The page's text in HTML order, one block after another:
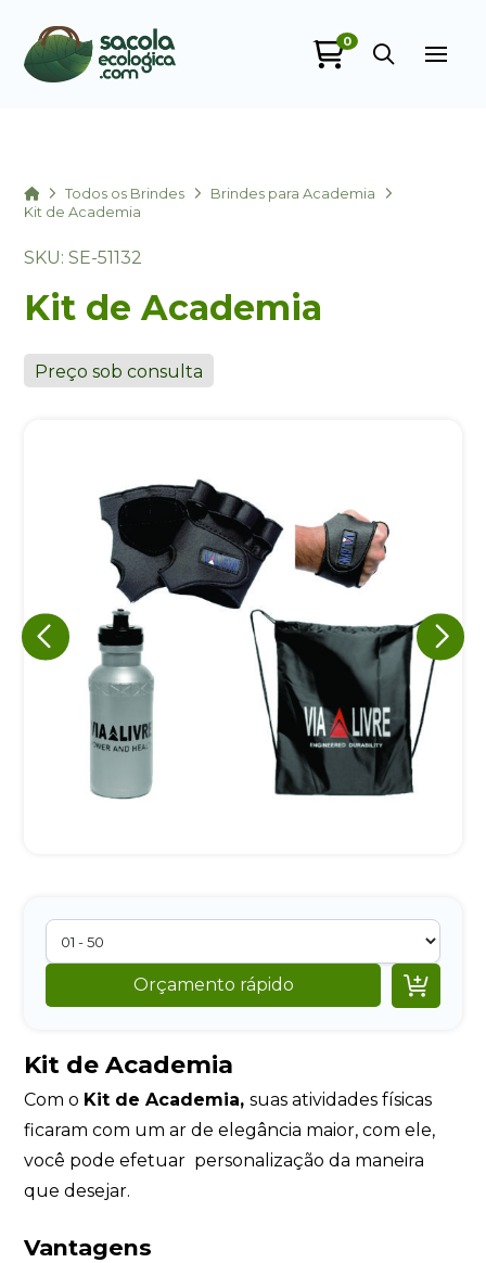
0
HomeTodos os Brindes
Brindes para Academia
Kit de Academia
SKU: SE-51132
Kit de Academia
Preço sob consulta
Orçamento rápido 
Kit de Academia
Com o Kit de Academia,suas atividades físicas
ficaram com um ar de elegância maior, com ele,
você pode efetuar personalização da maneira
que desejar.
Vantagens
Eu concordo em receber comunicações.
A nossa empresa está comprometida a proteger e respeitar
sua privacidade, utilizaremos seus dados apenas para fins
de marketing. Você pode alterar suas preferências a
qualquer momento.
Iniciar conversa